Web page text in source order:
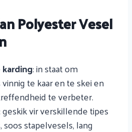
Polyester Vesel
: in staat om
te kaar en te skei en
te verbeter.
geskik vir verskillende tipes
stapelvesels, lang